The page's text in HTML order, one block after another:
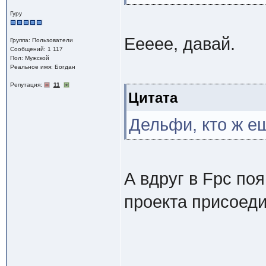
Гуру
Группа: Пользователи
Сообщений: 1 117
Пол: Мужской
Реальное имя: Богдан
Репутация: 11
Еееее, давай.
Цитата
Дельфи, кто ж
А вдруг в Fpc
проекта